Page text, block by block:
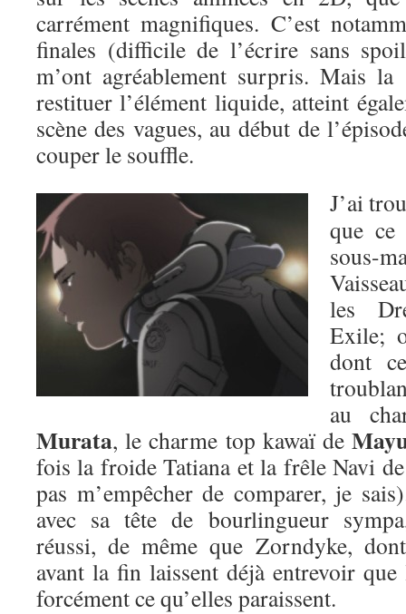
carrément magnifiques. C’est
finales (difficile de l’écrire sans
m’ont agréablement surpris. Mais
restituer l’élément liquide, atteint
scène des vagues, au début de
couper le souffle.
J’ai
que ce
sous-
les
Exile;
dont
au
Murata, le charme top kawaï de
fois la froide Tatiana et la frêle Navi
pas m’empêcher de comparer, je
avec sa tête de bourlingueur
réussi, de même que Zorndyke,
avant la fin laissent déjà entrevoir que
forcément ce qu’elles paraissent.